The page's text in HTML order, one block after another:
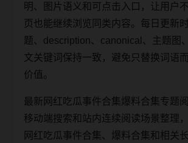
明、图片语义和可点击入口，让用户
页也能继续浏览同类内容。每日更新
题、description、canonical、主题图
文关键词保持一致，避免只替换词语
价值。
最新网红吃瓜事件合集爆料合集专题
移动端搜索和站内连续阅读场景整理
网红吃瓜事件合集、爆料合集和相关